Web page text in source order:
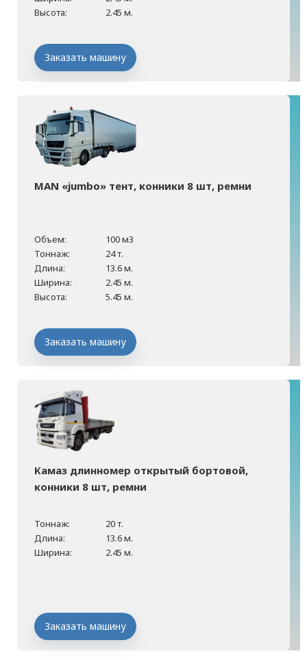
Высота:
2.45 м.
Заказать машину
MAN «jumbo» тент, конники 8 шт, ремни
Объем:
100 м3
Тоннаж:
24 т.
Длина:
13.6 м.
Ширина:
2.45 м.
Высота:
5.45 м.
Заказать машину
Камаз длинномер открытый бортовой,
конники 8 шт, ремни
Тоннаж:
20 т.
Длина:
13.6 м.
Ширина:
2.45 м.
Заказать машину